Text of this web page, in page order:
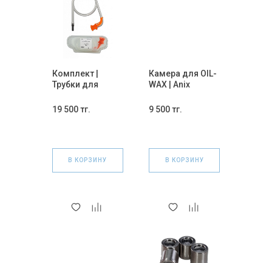
Комплект |
Трубки для
Volcano Hybrid.
19 500 тг.
В КОРЗИНУ
Камера для OIL-
WAX | Anix
шт
9 500 тг.
В КОРЗИНУ